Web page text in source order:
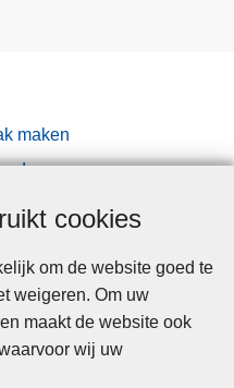
cookies
om de website goed te
weigeren. Om uw
maakt de website ook
wij uw
maken